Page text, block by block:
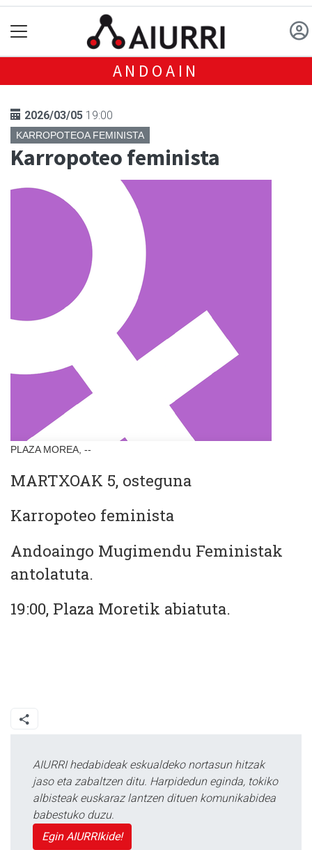
ANDOAIN
2026/03/05 19:00
KARROPOTEOA FEMINISTA
Karropoteo feminista
PLAZA MOREA, --
MARTXOAK 5, osteguna
Karropoteo feminista
Andoaingo Mugimendu Feministak
antolatuta.
19:00, Plaza Moretik abiatuta.
AIURRI hedabideak eskualdeko nortasun hitzak
jaso eta zabaltzen ditu. Harpidedun eginda, tokiko
albisteak euskaraz lantzen dituen komunikabidea
babestuko duzu.
Egin AIURRIkide!